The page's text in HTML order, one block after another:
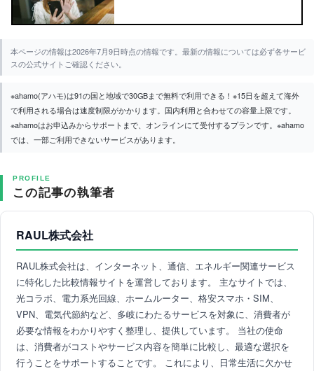
本ページの情報は2026年7月9日時点の情報です。最新の情報については必ず各サービ
スの公式サイトご確認ください。
※ahamo(アハモ)は91の国と地域で30GBまで無料で利用できる！※15日を超えて海外
で利用される場合は速度制限がかかります。国内利用と合わせての容量上限です。
※ahamoはお申込みからサポートまで、オンラインにて受付するプランです。※ahamo
では、一部ご利用できないサービスがあります。
PROFILE
この記事の執筆者
RAUL株式会社
RAUL株式会社は、インターネット、通信、エネルギー関連サービス
に特化した比較情報サイトを運営しております。 主なサイトでは、
光コラボ、電力系光回線、ホームルーター、格安スマホ・SIM、
VPN、電気代節約など、多岐にわたるサービスを対象に、消費者が
必要な情報をわかりやすく整理し、提供しています。 当社の使命
は、消費者がコストやサービス内容を簡単に比較し、最適な選択を
行うことをサポートすることです。 これにより、日常生活に欠かせ